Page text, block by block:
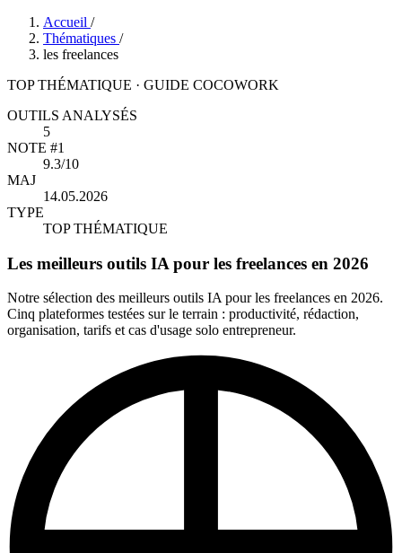
Accueil /
Thématiques /
les freelances
TOP THÉMATIQUE · GUIDE COCOWORK
OUTILS ANALYSÉS
5
NOTE #1
9.3/10
MAJ
14.05.2026
TYPE
TOP THÉMATIQUE
Les meilleurs outils IA pour les freelances en 2026
Notre sélection des meilleurs outils IA pour les freelances en 2026.
Cinq plateformes testées sur le terrain : productivité, rédaction,
organisation, tarifs et cas d'usage solo entrepreneur.